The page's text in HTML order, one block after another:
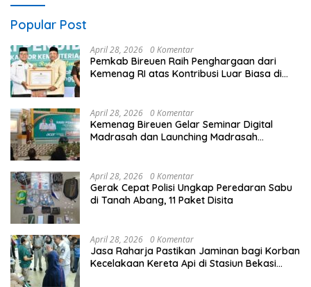
Popular Post
April 28, 2026 0 Komentar
Pemkab Bireuen Raih Penghargaan dari
Kemenag RI atas Kontribusi Luar Biasa di
April 28, 2026 0 Komentar
Kemenag Bireuen Gelar Seminar Digital
Madrasah dan Launching Madrasah
April 28, 2026 0 Komentar
Gerak Cepat Polisi Ungkap Peredaran Sabu
di Tanah Abang, 11 Paket Disita
April 28, 2026 0 Komentar
Jasa Raharja Pastikan Jaminan bagi Korban
Kecelakaan Kereta Api di Stasiun Bekasi